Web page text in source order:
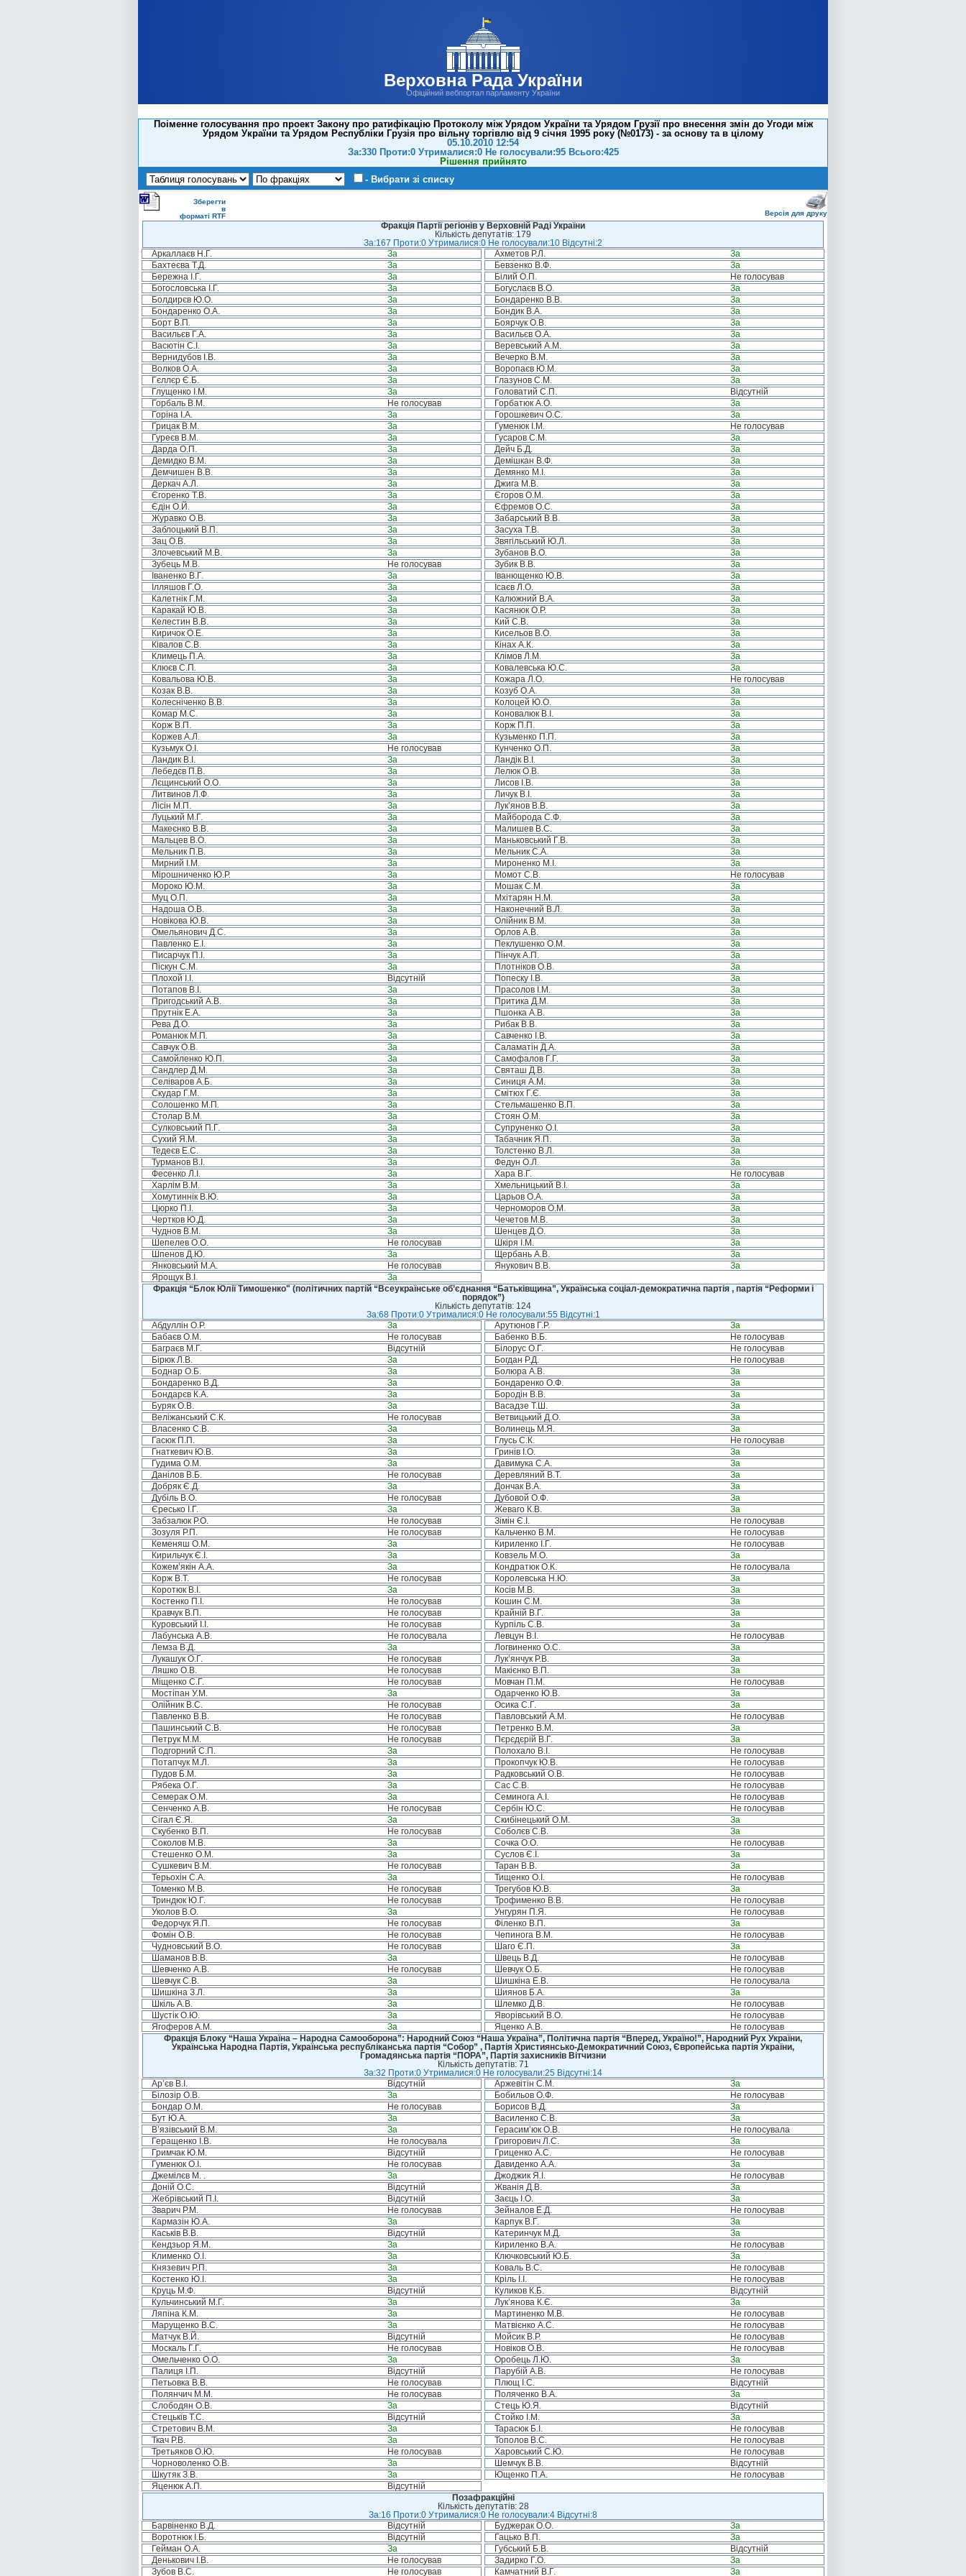
Верховна Рада України
Офіційний вебпортал парламенту України
Поіменне голосування про проект Закону про ратифікацію Протоколу між Урядом України та Урядом Грузії про внесення змін до Угоди між
Урядом України та Урядом Республіки Грузія про вільну торгівлю від 9 січня 1995 року (№0173) - за основу та в цілому
05.10.2010 12:54
За:330 Проти:0 Утрималися:0 Не голосували:95 Всього:425
Рішення прийнято
- Вибрати зі списку
Зберегти
в
форматі RTF
Версія для друку
Фракція Партії регіонів у Верховній Раді України
Кількість депутатів: 179
За:167 Проти:0 Утрималися:0 Не голосували:10 Відсутні:2
Аркаллаєв Н.Г.
За Ахметов Р.Л.
За
Бахтеєва Т.Д.
За Бевзенко В.Ф.
За
Бережна І.Г.
За Білий О.П.
Не голосував
Богословська І.Г.
За Богуслаєв В.О.
За
Болдирєв Ю.О.
За Бондаренко В.В.
За
Бондаренко О.А.
За Бондик В.А.
За
Борт В.П.
За Боярчук О.В.
За
Васильєв Г.А.
За Васильєв О.А.
За
Васютін С.І.
За Веревський А.М.
За
Вернидубов І.В.
За Вечерко В.М.
За
Волков О.А.
За Воропаєв Ю.М.
За
Гєллєр Є.Б.
За Глазунов С.М.
За
Глущенко І.М.
За Головатий С.П.
Відсутній
Горбаль В.М.
Не голосував Горбатюк А.О.
За
Горіна І.А.
За Горошкевич О.С.
За
Грицак В.М.
За Гуменюк І.М.
Не голосував
Гуреєв В.М.
За Гусаров С.М.
За
Дарда О.П.
За Дейч Б.Д.
За
Демидко В.М.
За Демішкан В.Ф.
За
Демчишен В.В.
За Демянко М.І.
За
Деркач А.Л.
За Джига М.В.
За
Єгоренко Т.В.
За Єгоров О.М.
За
Єдін О.Й.
За Єфремов О.С.
За
Журавко О.В.
За Забарський В.В.
За
Заблоцький В.П.
За Засуха Т.В.
За
Зац О.В.
За Звягільський Ю.Л.
За
Злочевський М.В.
За Зубанов В.О.
За
Зубець М.В.
Не голосував Зубик В.В.
За
Іваненко В.Г.
За Іванющенко Ю.В.
За
Ілляшов Г.О.
За Ісаєв Л.О.
За
Калетнік Г.М.
За Калюжний В.А.
За
Каракай Ю.В.
За Касянюк О.Р.
За
Келестин В.В.
За Кий С.В.
За
Киричок О.Е.
За Кисельов В.О.
За
Ківалов С.В.
За Кінах А.К.
За
Климець П.А.
За Клімов Л.М.
За
Клюєв С.П.
За Ковалевська Ю.С.
За
Ковальова Ю.В.
За Кожара Л.О.
Не голосував
Козак В.В.
За Козуб О.А.
За
Колесніченко В.В.
За Колоцей Ю.О.
За
Комар М.С.
За Коновалюк В.І.
За
Корж В.П.
За Корж П.П.
За
Коржев А.Л.
За Кузьменко П.П.
За
Кузьмук О.І.
Не голосував Кунченко О.П.
За
Ландик В.І.
За Ландік В.І.
За
Лебедєв П.В.
За Лелюк О.В.
За
Лєщинський О.О.
За Лисов І.В.
За
Литвинов Л.Ф.
За Личук В.І.
За
Лісін М.П.
За Лук’янов В.В.
За
Луцький М.Г.
За Майборода С.Ф.
За
Макеєнко В.В.
За Малишев В.С.
За
Мальцев В.О.
За Маньковський Г.В.
За
Мельник П.В.
За Мельник С.А.
За
Мирний І.М.
За Мироненко М.І.
За
Мірошниченко Ю.Р.
За Момот С.В.
Не голосував
Мороко Ю.М.
За Мошак С.М.
За
Муц О.П.
За Мхітарян Н.М.
За
Надоша О.В.
За Наконечний В.Л.
За
Новікова Ю.В.
За Олійник В.М.
За
Омельянович Д.С.
За Орлов А.В.
За
Павленко Е.І.
За Пеклушенко О.М.
За
Писарчук П.І.
За Пінчук А.П.
За
Піскун С.М.
За Плотніков О.В.
За
Плохой І.І.
Відсутній Попеску І.В.
За
Потапов В.І.
За Прасолов І.М.
За
Пригодський А.В.
За Притика Д.М.
За
Прутнік Е.А.
За Пшонка А.В.
За
Рева Д.О.
За Рибак В.В.
За
Романюк М.П.
За Савченко І.В.
За
Савчук О.В.
За Саламатін Д.А.
За
Самойленко Ю.П.
За Самофалов Г.Г.
За
Сандлер Д.М.
За Святаш Д.В.
За
Селіваров А.Б.
За Синиця А.М.
За
Скудар Г.М.
За Смітюх Г.Є.
За
Солошенко М.П.
За Стельмашенко В.П.
За
Столар В.М.
За Стоян О.М.
За
Сулковський П.Г.
За Супруненко О.І.
За
Сухий Я.М.
За Табачник Я.П.
За
Тедеєв Е.С.
За Толстенко В.Л.
За
Турманов В.І.
За Федун О.Л.
За
Фесенко Л.І.
За Хара В.Г.
Не голосував
Харлім В.М.
За Хмельницький В.І.
За
Хомутиннік В.Ю.
За Царьов О.А.
За
Цюрко П.І.
За Черноморов О.М.
За
Чертков Ю.Д.
За Чечетов М.В.
За
Чуднов В.М.
За Шенцев Д.О.
За
Шепелев О.О.
Не голосував Шкіря І.М.
За
Шпенов Д.Ю.
За Щербань А.В.
За
Янковський М.А.
Не голосував Янукович В.В.
За
Ярощук В.І.
За
Фракція “Блок Юлії Тимошенко" (політичних партій “Всеукраїнське об’єднання “Батьківщина”, Українська соціал-демократична партія , партія “Реформи і
порядок”)
Кількість депутатів: 124
За:68 Проти:0 Утрималися:0 Не голосували:55 Відсутні:1
Абдуллін О.Р.
За Арутюнов Г.Р.
За
Бабаєв О.М.
Не голосував Бабенко В.Б.
Не голосував
Баграєв М.Г.
Відсутній Білорус О.Г.
Не голосував
Бірюк Л.В.
За Богдан Р.Д.
Не голосував
Боднар О.Б.
За Болюра А.В.
За
Бондаренко В.Д.
За Бондаренко О.Ф.
За
Бондарєв К.А.
За Бородін В.В.
За
Буряк О.В.
За Васадзе Т.Ш.
За
Веліжанський С.К.
Не голосував Ветвицький Д.О.
За
Власенко С.В.
За Волинець М.Я.
За
Гасюк П.П.
За Глусь С.К.
Не голосував
Гнаткевич Ю.В.
За Гринів І.О.
За
Гудима О.М.
За Давимука С.А.
За
Данілов В.Б.
Не голосував Деревляний В.Т.
За
Добряк Є.Д.
За Дончак В.А.
За
Дубіль В.О.
Не голосував Дубовой О.Ф.
За
Єресько І.Г.
За Жеваго К.В.
За
Забзалюк Р.О.
Не голосував Зімін Є.І.
Не голосував
Зозуля Р.П.
Не голосував Кальченко В.М.
Не голосував
Кеменяш О.М.
За Кириленко І.Г.
Не голосував
Кирильчук Є.І.
За Ковзель М.О.
За
Кожем’якін А.А.
За Кондратюк О.К.
Не голосувала
Корж В.Т.
Не голосував Королевська Н.Ю.
За
Коротюк В.І.
За Косів М.В.
За
Костенко П.І.
Не голосував Кошин С.М.
За
Кравчук В.П.
Не голосував Крайній В.Г.
За
Куровський І.І.
Не голосував Курпіль С.В.
За
Лабунська А.В.
Не голосувала Левцун В.І.
Не голосував
Лемза В.Д.
За Логвиненко О.С.
За
Лукашук О.Г.
Не голосував Лук’янчук Р.В.
За
Ляшко О.В.
Не голосував Макієнко В.П.
За
Міщенко С.Г.
Не голосував Мовчан П.М.
Не голосував
Мостіпан У.М.
За Одарченко Ю.В.
За
Олійник В.С.
Не голосував Осика С.Г.
За
Павленко В.В.
Не голосував Павловський А.М.
Не голосував
Пашинський С.В.
Не голосував Петренко В.М.
За
Петрук М.М.
Не голосував Пєрєдєрій В.Г.
За
Подгорний С.П.
За Полохало В.І.
Не голосував
Потапчук М.Л.
За Прокопчук Ю.В.
Не голосував
Пудов Б.М.
За Радковський О.В.
Не голосував
Рябека О.Г.
За Сас С.В.
Не голосував
Семерак О.М.
За Семинога А.І.
Не голосував
Сенченко А.В.
Не голосував Сербін Ю.С.
Не голосував
Сігал Є.Я.
За Скибінецький О.М.
За
Скубенко В.П.
Не голосував Соболєв С.В.
За
Соколов М.В.
За Сочка О.О.
Не голосував
Стешенко О.М.
За Суслов Є.І.
За
Сушкевич В.М.
Не голосував Таран В.В.
За
Терьохін С.А.
За Тищенко О.І.
Не голосував
Томенко М.В.
Не голосував Трегубов Ю.В.
За
Триндюк Ю.Г.
Не голосував Трофименко В.В.
Не голосував
Уколов В.О.
За Унгурян П.Я.
Не голосував
Федорчук Я.П.
Не голосував Філенко В.П.
За
Фомін О.В.
Не голосував Чепинога В.М.
Не голосував
Чудновський В.О.
Не голосував Шаго Є.П.
За
Шаманов В.В.
За Швець В.Д.
Не голосував
Шевченко А.В.
Не голосував Шевчук О.Б.
Не голосував
Шевчук С.В.
За Шишкіна Е.В.
Не голосувала
Шишкіна З.Л.
За Шиянов Б.А.
За
Шкіль А.В.
За Шлемко Д.В.
Не голосував
Шустік О.Ю.
За Яворівський В.О.
Не голосував
Ягоферов А.М.
За Яценко А.В.
Не голосував
Фракція Блоку “Наша Україна – Народна Самооборона”: Народний Союз “Наша Україна”, Політична партія “Вперед, Україно!”, Народний Рух України,
Українська Народна Партія, Українська республіканська партія “Собор” , Партія Християнсько-Демократичний Союз, Європейська партія України,
Громадянська партія “ПОРА”, Партія захисників Вітчизни
Кількість депутатів: 71
За:32 Проти:0 Утрималися:0 Не голосували:25 Відсутні:14
Ар’єв В.І.
Відсутній Аржевітін С.М.
За
Білозір О.В.
За Бобильов О.Ф.
Не голосував
Бондар О.М.
Не голосував Борисов В.Д.
За
Бут Ю.А.
За Василенко С.В.
За
В’язівський В.М.
За Герасим’юк О.В.
Не голосувала
Геращенко І.В.
Не голосувала Григорович Л.С.
За
Гримчак Ю.М.
Відсутній Гриценко А.С.
Не голосував
Гуменюк О.І.
Не голосував Давиденко А.А.
За
Джемілєв М. .
За Джоджик Я.І.
Не голосував
Доній О.С.
Відсутній Жванія Д.В.
За
Жебрівський П.І.
Відсутній Заєць І.О.
За
Зварич Р.М.
Не голосував Зейналов Е.Д.
Не голосував
Кармазін Ю.А.
За Карпук В.Г.
За
Каськів В.В.
Відсутній Катеринчук М.Д.
За
Кендзьор Я.М.
За Кириленко В.А.
Не голосував
Клименко О.І.
За Ключковський Ю.Б.
За
Князевич Р.П.
За Коваль В.С.
Не голосував
Костенко Ю.І.
За Кріль І.І.
Не голосував
Круць М.Ф.
Відсутній Куликов К.Б.
Відсутній
Кульчинський М.Г.
За Лук’янова К.Є.
За
Ляпіна К.М.
За Мартиненко М.В.
Не голосував
Марущенко В.С.
За Матвієнко А.С.
Не голосував
Матчук В.Й.
Відсутній Мойсик В.Р.
Не голосував
Москаль Г.Г.
Не голосував Новіков О.В.
Не голосував
Омельченко О.О.
За Оробець Л.Ю.
За
Палиця І.П.
Відсутній Парубій А.В.
Не голосував
Петьовка В.В.
Не голосував Плющ І.С.
Відсутній
Полянчич М.М.
Не голосував Поляченко В.А.
За
Слободян О.В.
За Стець Ю.Я.
Відсутній
Стецьків Т.С.
Відсутній Стойко І.М.
За
Стретович В.М.
За Тарасюк Б.І.
Не голосував
Ткач Р.В.
За Тополов В.С.
Не голосував
Третьяков О.Ю.
Не голосував Харовський С.Ю.
Не голосував
Чорноволенко О.В.
За Шемчук В.В.
Відсутній
Шкутяк З.В.
За Ющенко П.А.
Не голосував
Яценюк А.П.
Відсутній
Позафракційні
Кількість депутатів: 28
За:16 Проти:0 Утрималися:0 Не голосували:4 Відсутні:8
Барвіненко В.Д.
Відсутній Буджерак О.О.
За
Воротнюк І.Б.
Відсутній Гацько В.П.
За
Гейман О.А.
За Губський Б.В.
Відсутній
Денькович І.В.
Не голосував Задирко Г.О.
За
Зубов В.С.
Не голосував Камчатний В.Г. За